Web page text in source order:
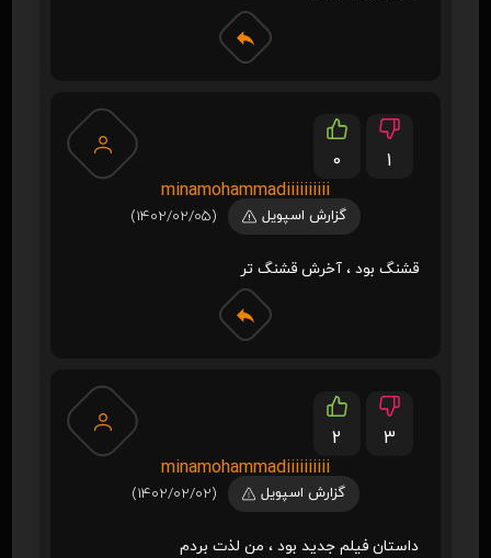
0
1
minamohammadiiiiiiiiii
گزارش اسپویل (1402/02/05)
قشنگ بود ، آخرش قشنگ تر
2
3
minamohammadiiiiiiiiii
گزارش اسپویل (1402/02/02)
داستان فیلم جدید بود ، من لذت بردم